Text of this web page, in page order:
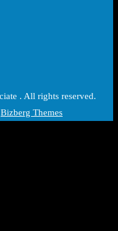
. All rights reserved.
Bizberg Themes